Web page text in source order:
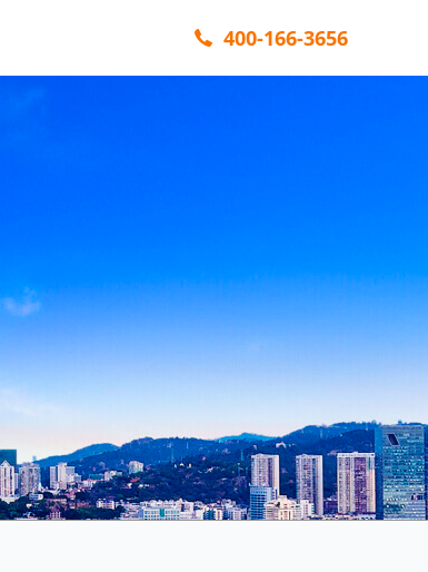
400-166-3656